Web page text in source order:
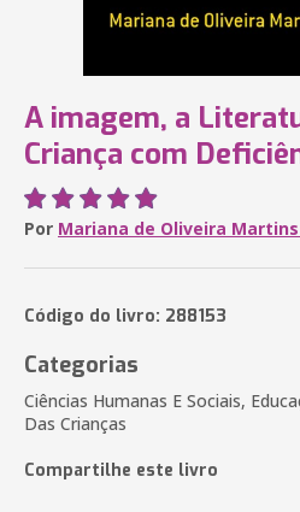
A imagem, a
Criança com
Por Mariana de Oliveira
Código do livro: 288153
Categorias
Ciências Humanas E Sociais,
Das Crianças
Compartilhe este livro